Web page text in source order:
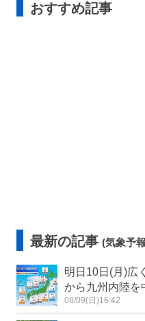
おすすめ記事
最新の記事 (気象予
明日10日(月)
から九州内陸を
08/09(日)16:42